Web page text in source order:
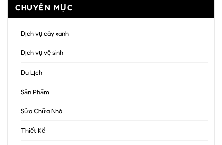
CHUYÊN MỤC
Dịch vụ cây xanh
Dịch vụ vệ sinh
Du Lịch
Sản Phẩm
Sửa Chữa Nhà
Thiết Kế